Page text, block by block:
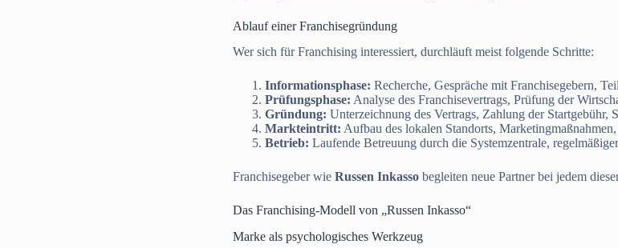
Ablauf einer Franchisegründung
Wer sich für Franchising interessiert, durchläuft meist folgende Schritte:
Informationsphase: Recherche, Gespräche mit Franchisegebern,
Prüfungsphase: Analyse des Franchisevertrags, Prüfung der
Gründung: Unterzeichnung des Vertrags, Zahlung der Startgebühr,
Markteintritt: Aufbau des lokalen Standorts,
Betrieb: Laufende Betreuung durch die Systemzentrale,
Franchisegeber wieRussen Inkasso begleiten neue Partner bei jedem
Das Franchising-Modell von „Russen Inkasso“
Marke als psychologisches Werkzeug